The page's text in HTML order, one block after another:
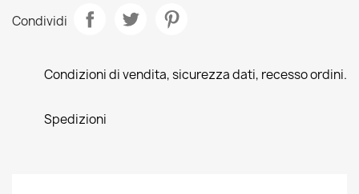
Condividi
Condizioni di vendita, sicurezza dati, recesso ordini.
Spedizioni